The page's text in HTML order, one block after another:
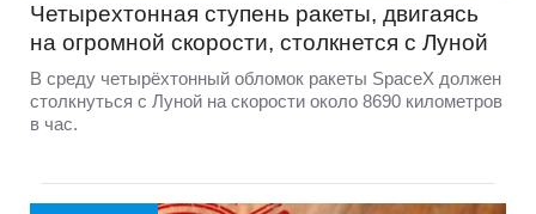
Четырехтонная ступень ракеты, двигаясь
на огромной скорости, столкнется с Луной
В среду четырёхтонный обломок ракеты SpaceX должен
столкнуться с Луной на скорости около 8690 километров
в час.